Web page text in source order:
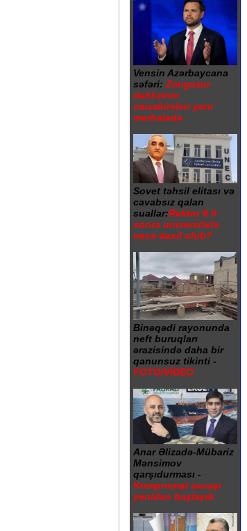
Vensin Azərbaycana
səfəri: Zəngəzur
dəhlizinin
müzakirələri yeni
mərhələdə
Sovet təhsil elitası və
cavabsız qalan
suallar:Rektor 6 il
sonra universitetə
necə daxil olub?
Binəqədi rayonunda
neft buruqları
ərazisində daha bir
qanunsuz tikinti -
FOTO/VİDEO
Anar Əlizadə-Mübariz
Mənsimov
qarşıdurması -
Kompromat savaşı
yenidən başlayıb